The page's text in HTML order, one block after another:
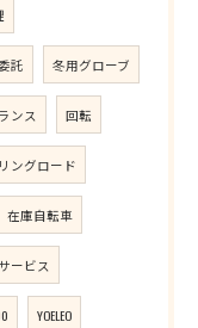
託 冬用グローブ
ンス 回転
ングロード
在庫自転車
ービス
YOELEO